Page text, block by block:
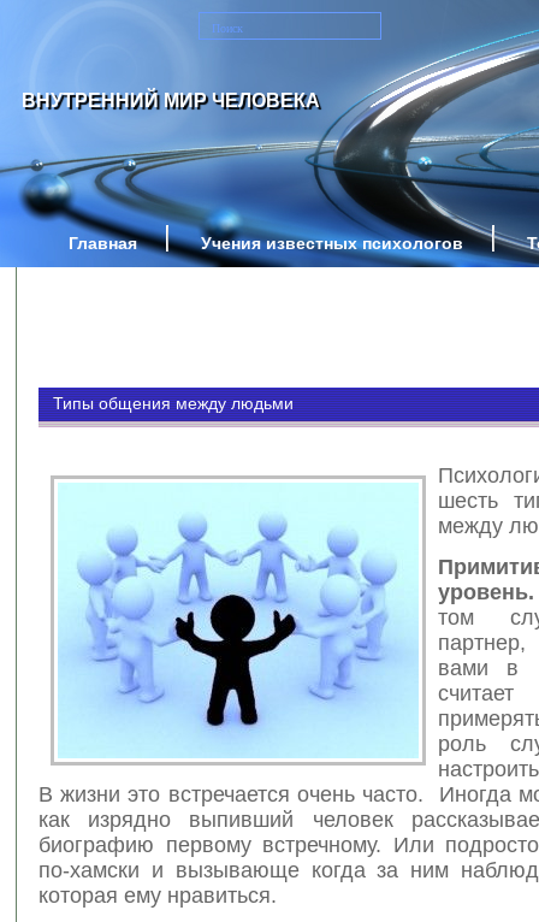
ВНУТРЕННИЙ МИР ЧЕЛОВЕКА
Главная Учения известных психологов
Типы общения между людьми
шесть
между
уровень.
том
вами в
роль
В жизни это встречается очень часто. Иногда
как изрядно выпивший человек
биографию первому встречному. Или
по-хамски и вызывающе когда за ним
которая ему нравиться.